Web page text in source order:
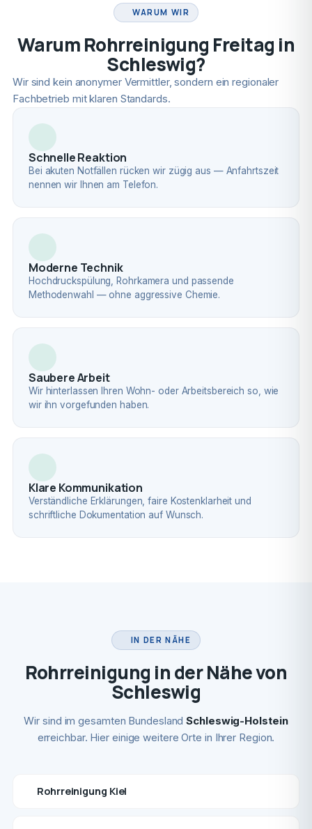
WARUM WIR
Warum Rohrreinigung Freitag in
Schleswig?
Wir sind kein anonymer Vermittler, sondern ein regionaler
Fachbetrieb mit klaren Standards.
Schnelle Reaktion
Bei akuten Notfällen rücken wir zügig aus — Anfahrtszeit
nennen wir Ihnen am Telefon.
Moderne Technik
Hochdruckspülung, Rohrkamera und passende
Methodenwahl — ohne aggressive Chemie.
Saubere Arbeit
Wir hinterlassen Ihren Wohn- oder Arbeitsbereich so, wie
wir ihn vorgefunden haben.
Klare Kommunikation
Verständliche Erklärungen, faire Kostenklarheit und
schriftliche Dokumentation auf Wunsch.
IN DER NÄHE
Rohrreinigung in der Nähe von
Schleswig
Wir sind im gesamten BundeslandSchleswig-Holstein
erreichbar. Hier einige weitere Orte in Ihrer Region.
Rohrreinigung Kiel